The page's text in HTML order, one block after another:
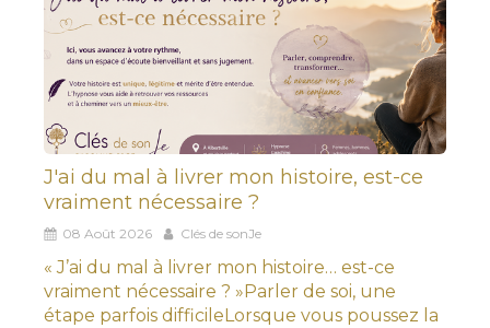
J'ai du mal à livrer mon histoire, est-ce
vraiment nécessaire ?
08 Août 2026 Clés de sonJe
« J’ai du mal à livrer mon histoire… est-ce
vraiment nécessaire ? »Parler de soi, une
étape parfois difficileLorsque vous poussez la